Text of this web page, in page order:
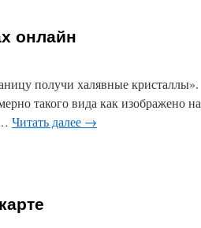
онлайн
получи халявные кристаллы».
такого вида как изображено на
Читать далее →